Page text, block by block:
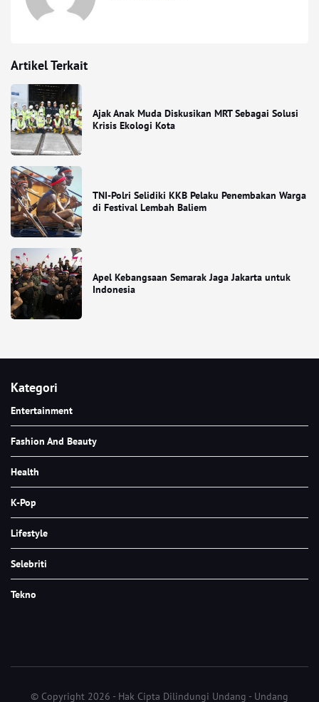
Artikel Terkait
Ajak Anak Muda Diskusikan MRT Sebagai Solusi
Krisis Ekologi Kota
TNI-Polri Selidiki KKB Pelaku Penembakan Warga
di Festival Lembah Baliem
Apel Kebangsaan Semarak Jaga Jakarta untuk
Indonesia
Kategori
Entertainment
Fashion And Beauty
Health
K-Pop
Lifestyle
Selebriti
Tekno
© Copyright 2026 - Hak Cipta Dilindungi Undang - Undang